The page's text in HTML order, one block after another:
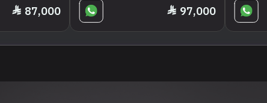
97,000
87,000